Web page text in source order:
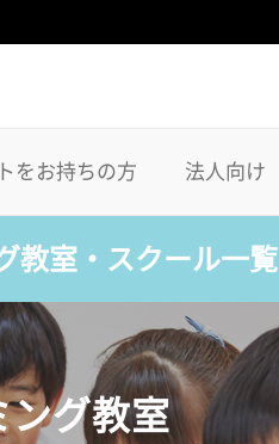
をお持ちの方 法人向け
教室・スクール一覧
ング教室